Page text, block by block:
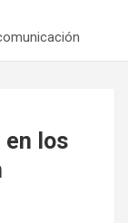
en los